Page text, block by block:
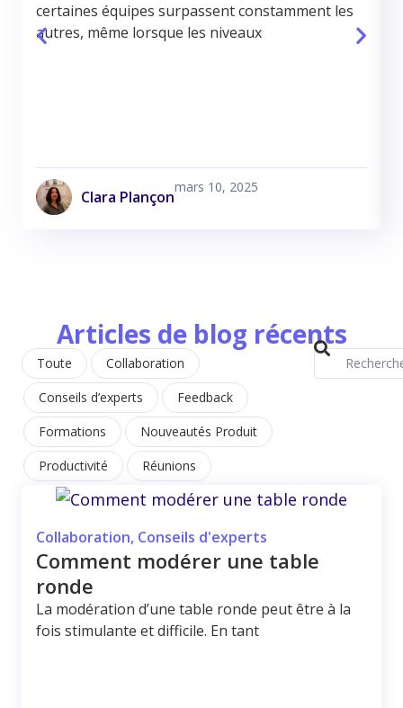
certaines équipes surpassent constamment les
autres, même lorsque les niveaux
Clara Plançon
mars 10, 2025
Articles de blog récents
Toute
Collaboration
Conseils d’experts
Feedback
Formations
Nouveautés Produit
Productivité
Réunions
Collaboration, Conseils d'experts
Comment modérer une table
ronde
La modération d’une table ronde peut être à la
fois stimulante et difficile. En tant